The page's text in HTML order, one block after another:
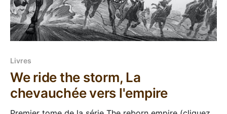
Livres
We ride the storm, La
chevauchée vers l'empire